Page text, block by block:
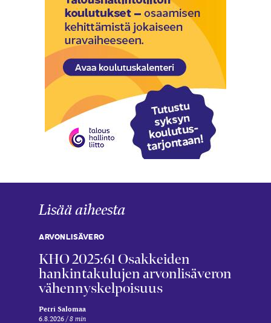
Lisää aiheesta
ARVONLISÄVERO
KHO 2025:61 Osakkeiden
hankintakulujen arvonlisäveron
vähennyskelpoisuus
Petri Salomaa
6.8.2026 8 min